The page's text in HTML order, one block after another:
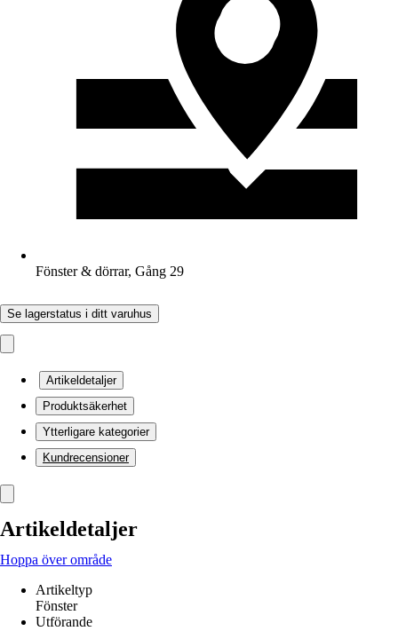
Fönster & dörrar, Gång 29
Se lagerstatus i ditt varuhus
Artikeldetaljer
Produktsäkerhet
Ytterligare kategorier
Kundrecensioner
Artikeldetaljer
Hoppa över område
Artikeltyp
Fönster
Utförande